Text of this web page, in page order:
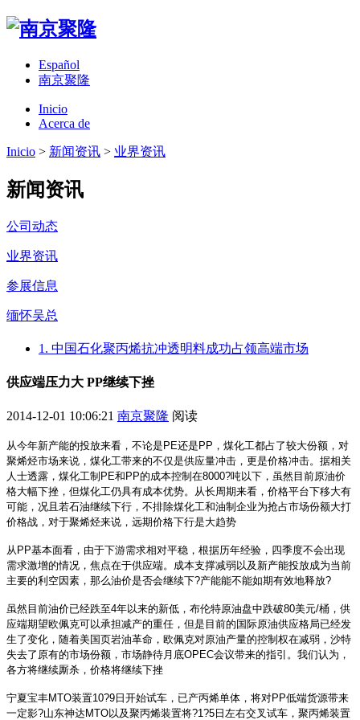
Español
南京聚隆
Inicio
Acerca de
Inicio > 新闻资讯 > 业界资讯
新闻资讯
公司动态
业界资讯
参展信息
缅怀吴总
1. 中国石化聚丙烯抗冲透明料成功占领高端市场
供应端压力大 PP继续下挫
2014-12-01 10:06:21 南京聚隆 阅读
从今年新产能的投放来看，不论是PE还是PP，煤化工都占了较大份额，对
聚烯烃市场来说，煤化工带来的不仅是供应量冲击，更是价格冲击。据相关
人士透露，煤化工制PE和PP的成本控制在8000?吨以下，虽然目前原油价
格大幅下挫，但煤化工仍具有成本优势。从长周期来看，价格平台下移大有
可能，况且若石油继续下行，不排除煤化工和油制企业为抢占市场份额大打
价格战，对于聚烯烃来说，远期价格下行是大趋势
从PP基本面看，由于下游需求相对平稳，根据历年经验，四季度不会出现
需求激增的情况，焦点在于供应端。成本支撑减弱以及新产能投放成为当前
主要的利空因素，那么油价是否会继续下?产能能不能如期有效地释放?
虽然目前油价已经跌至4年以来的新低，布伦特原油盘中跌破80美元/桶，供
应端期望欧佩克可以承担减产的重任，但是目前的国际原油供应格局已经发
生了变化，随着美国页岩油革命，欧佩克对原油产量的控制权在减弱，沙特
失去了原有的市场份额，市场静待月底OPEC会议带来的指引。我们认为，
各方将继续厮杀，价格将继续下挫
宁夏宝丰MTO装置10?9日开始试车，已产丙烯单体，将对PP低端货源带来
一定影?山东神达MTO以及聚丙烯装置将?1?5日左右交叉试车，聚丙烯装置